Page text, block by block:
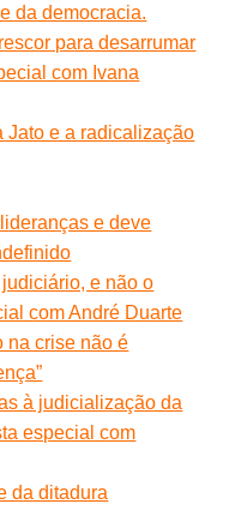
da democracia.
para desarrumar
com Ivana
Jato e a radicalização
e deve
e não o
com André Duarte
na crise não é
à judicialização da
especial com
da ditadura